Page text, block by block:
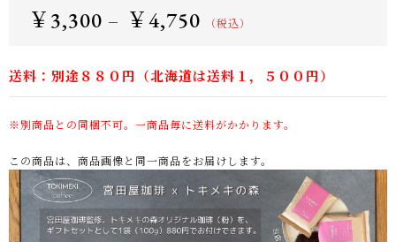
￥3,300 – ￥4,750 （税込）
送料：別途８８０円（北海道は送料１，５００円）
※別商品との同梱不可。一商品毎に送料がかかります。
この商品は、商品画像と同一商品をお届けします。